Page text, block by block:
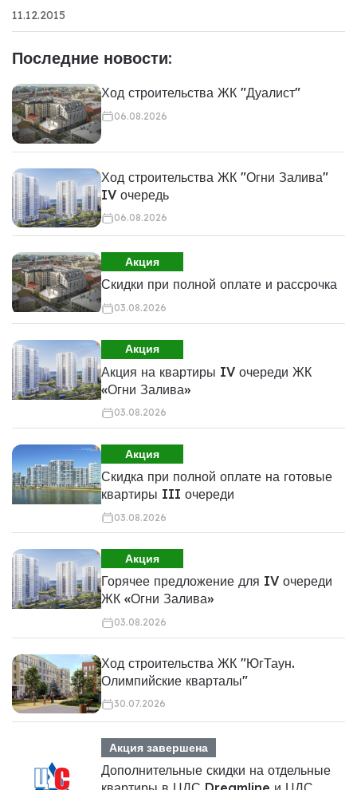
11.12.2015
Последние новости:
Ход строительства ЖК "Дуалист"
06.08.2026
Ход строительства ЖК "Огни Залива"
IV очередь
06.08.2026
Акция
Скидки при полной оплате и рассрочка
03.08.2026
Акция
Акция на квартиры IV очереди ЖК
«Огни Залива»
03.08.2026
Акция
Скидка при полной оплате на готовые
квартиры III очереди
03.08.2026
Акция
Горячее предложение для IV очереди
ЖК «Огни Залива»
03.08.2026
Ход строительства ЖК "ЮгТаун.
Олимпийские кварталы"
30.07.2026
Акция завершена
Дополнительные скидки на отдельные